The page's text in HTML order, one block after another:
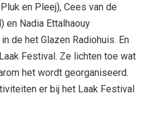
en Pleej), Cees van de
en Nadia Ettalhaouy
de het Glazen Radiohuis. En
Festival. Ze lichten toe wat
het wordt georganiseerd.
er bij het Laak Festival